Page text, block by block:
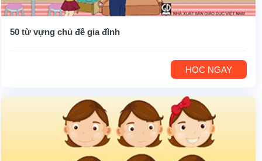
50 từ vựng chủ đề gia đình
HỌC NGAY